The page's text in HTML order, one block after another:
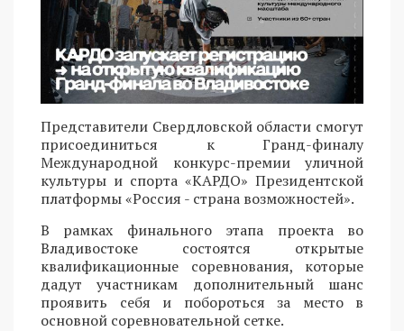
Представители Свердловской области смогут
присоединиться к Гранд-финалу
Международной конкурс-премии уличной
культуры и спорта «КАРДО» Президентской
платформы «Россия - страна возможностей».
В рамках финального этапа проекта во
Владивостоке состоятся открытые
квалификационные соревнования, которые
дадут участникам дополнительный шанс
проявить себя и побороться за место в
основной соревновательной сетке.